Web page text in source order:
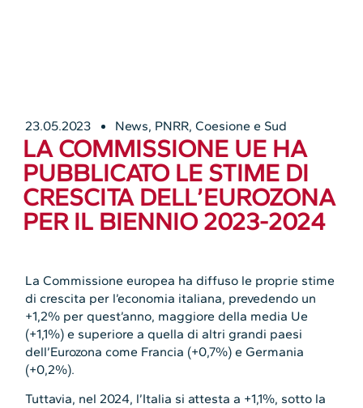
23.05.2023 News, PNRR, Coesione e Sud
LA COMMISSIONE UE HA
PUBBLICATO LE STIME DI
CRESCITA DELL’EUROZONA
PER IL BIENNIO 2023-2024
La Commissione europea ha diffuso le proprie stime
di crescita per l’economia italiana, prevedendo un
+1,2% per quest’anno, maggiore della media Ue
(+1,1%) e superiore a quella di altri grandi paesi
dell’Eurozona come Francia (+0,7%) e Germania
(+0,2%).
Tuttavia, nel 2024, l’Italia si attesta a +1,1%, sotto la